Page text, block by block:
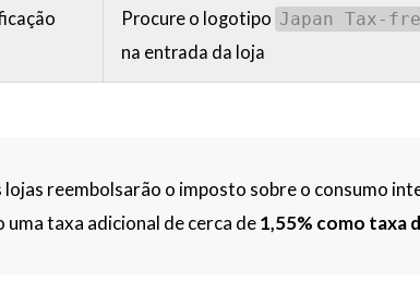
Procure o logotipo Japan Tax-
na entrada da loja
lojas reembolsarão o imposto sobre o consumo
uma taxa adicional de cerca de1,55% como taxa